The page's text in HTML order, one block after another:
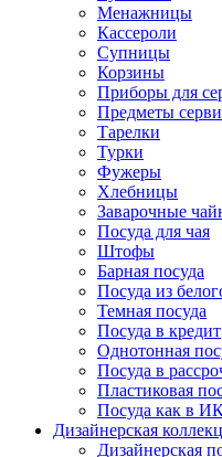
Менажницы
Кассероли
Супницы
Корзины
Приборы для
Предметы
Тарелки
Турки
Фужеры
Хлебницы
Заварочные
Посуда для чая
Штофы
Барная посуда
Посуда из
Темная посуда
Посуда в кредит
Однотонная
Посуда в
Пластиковая
Посуда как в
Дизайнерская
Дизайнерская